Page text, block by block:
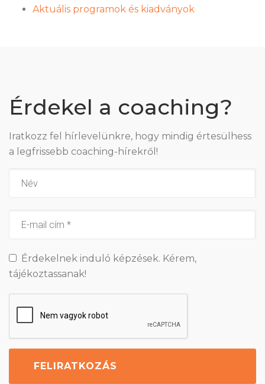
Aktuális programok és kiadványok
Érdekel a coaching?
Iratkozz fel hírlevelünkre, hogy mindig értesülhess
a legfrissebb coaching-hírekről!
Érdekelnek induló képzések. Kérem,
tájékoztassanak!